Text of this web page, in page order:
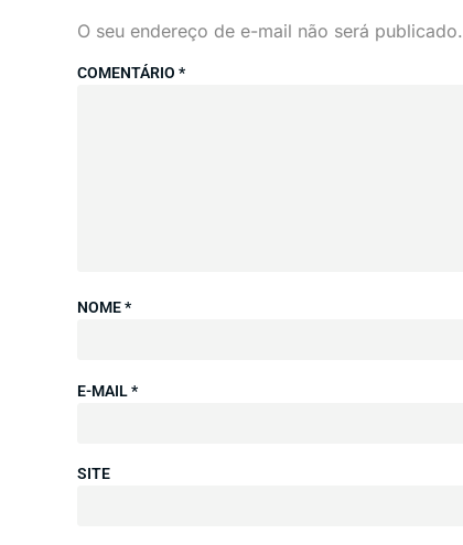
O seu endereço de e-mail não será publicado.
COMENTÁRIO *
NOME*
E-MAIL*
SITE